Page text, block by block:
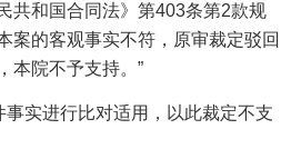
共和国合同法》第403条第2款规
案的客观事实不符，原审裁定驳回
本院不予支持。”
事实进行比对适用，以此裁定不支